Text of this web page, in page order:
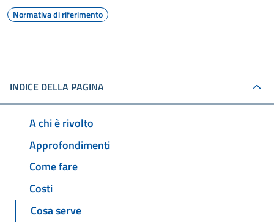
Normativa di riferimento
INDICE DELLA PAGINA
A chi è rivolto
Approfondimenti
Come fare
Costi
Cosa serve